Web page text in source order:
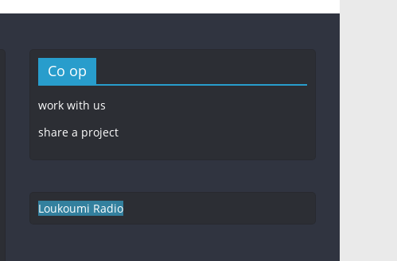
Co op
work with us
share a project
Loukoumi Radio